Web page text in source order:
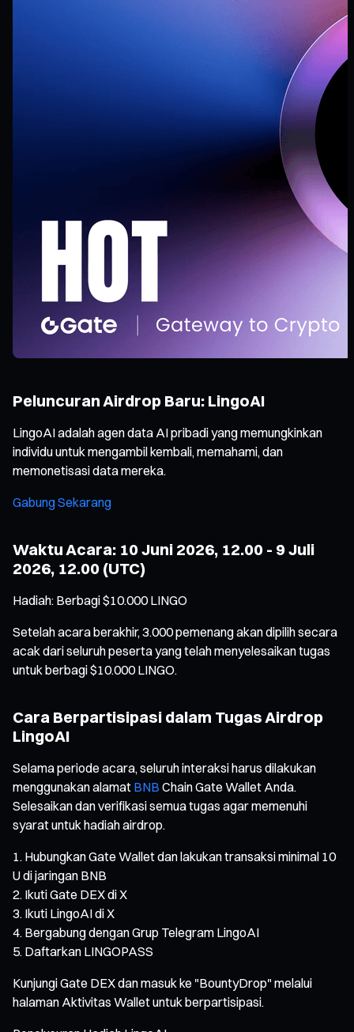
Peluncuran Airdrop Baru: LingoAI
LingoAI adalah agen data AI pribadi yang memungkinkan
individu untuk mengambil kembali, memahami, dan
memonetisasi data mereka.
Gabung Sekarang
Waktu Acara: 10 Juni 2026, 12.00 - 9 Juli
2026, 12.00 (UTC)
Hadiah: Berbagi $10.000 LINGO
Setelah acara berakhir, 3.000 pemenang akan dipilih secara
acak dari seluruh peserta yang telah menyelesaikan tugas
untuk berbagi $10.000 LINGO.
Cara Berpartisipasi dalam Tugas Airdrop
LingoAI
Selama periode acara, seluruh interaksi harus dilakukan
menggunakan alamat BNB Chain Gate Wallet Anda.
Selesaikan dan verifikasi semua tugas agar memenuhi
syarat untuk hadiah airdrop.
Hubungkan Gate Wallet dan lakukan transaksi minimal 10
U di jaringan BNB
Ikuti Gate DEX di X
Ikuti LingoAI di X
Bergabung dengan Grup Telegram LingoAI
Daftarkan LINGOPASS
Kunjungi Gate DEX dan masuk ke "BountyDrop" melalui
halaman Aktivitas Wallet untuk berpartisipasi.